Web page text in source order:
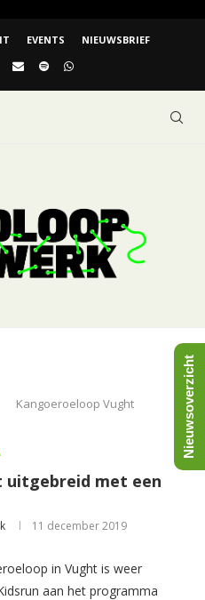
EVENTS NIEUWSBRIEF
Kangoeroeloop Vught
uitgebreid met een
11 december 2019
in Vught is weer
aan het programma
Nieuwsoverzicht